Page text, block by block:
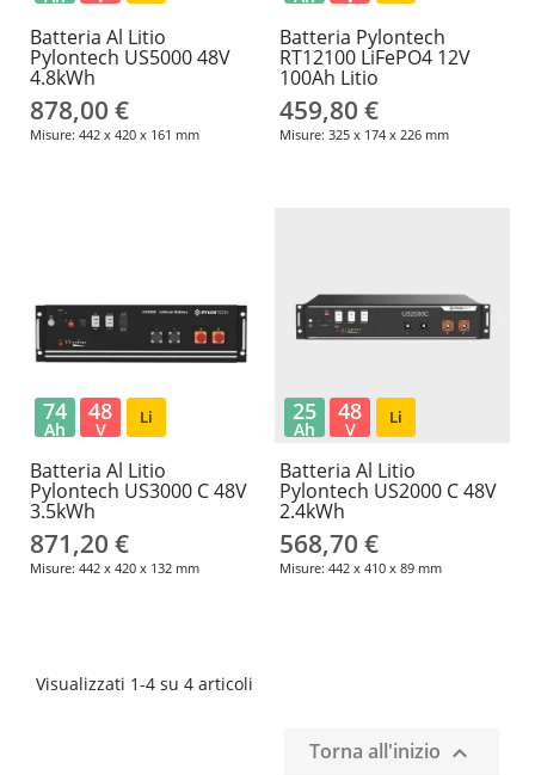
Batteria Al Litio
Pylontech US5000 48V
4.8kWh
878,00 €
Misure: 442 x 420 x 161 mm
Batteria Pylontech
RT12100 LiFePO4 12V
100Ah Litio
459,80 €
Misure: 325 x 174 x 226 mm
Batteria Al Litio
Pylontech US3000 C 48V
3.5kWh
871,20 €
Misure: 442 x 420 x 132 mm
74
Ah
48
V
Li
Batteria Al Litio
Pylontech US2000 C 48V
2.4kWh
568,70 €
Misure: 442 x 410 x 89 mm
25
Ah
48
V
Li
Visualizzati 1-4 su 4 articoli
Torna all'inizio 